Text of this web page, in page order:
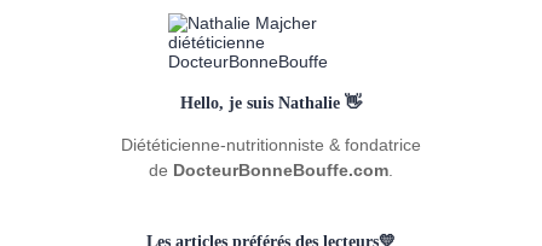
Hello, je suis Nathalie 👋
Diététicienne-nutritionniste & fondatrice
de DocteurBonneBouffe.com
Les articles préférés des lecteurs💛